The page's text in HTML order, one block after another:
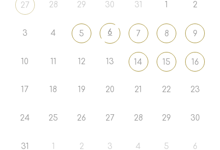
27 28 29 30 31 1 2
3 4 5 6 7 8 9
10 11 12 13 14 15 16
17 18 19 20 21 22 23
24 25 26 27 28 29 30
31 1 2 3 4 5 6